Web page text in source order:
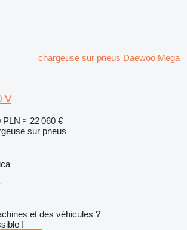
chargeuse sur pneus Daewoo Mega
V
PLN ≈ 22 060 €
sur pneus
et des véhicules ?
!